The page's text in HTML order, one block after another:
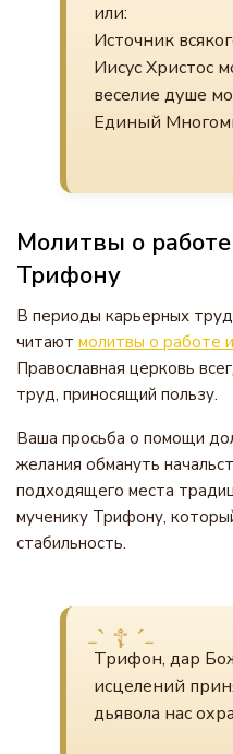
или:
Источник
Иисус Христос
веселие душе
Единый
Молитвы о
Трифону
В периоды карьерных
читают молитвы о работе
Православная церковь
труд, приносящий пользу.
Ваша просьба о помощи
желания обмануть
подходящего места
мученику Трифону,
стабильность.
Трифон, дар
исцелений
дьявола нас